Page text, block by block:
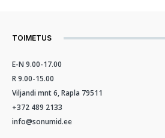
TOIMETUS
E-N 9.00-17.00
R 9.00-15.00
Viljandi mnt 6, Rapla 79511
+372 489 2133
info@sonumid.ee